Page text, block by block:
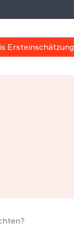
Ersteinschätzung